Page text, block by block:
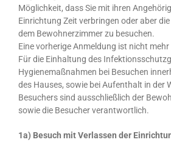
Möglichkeit, dass Sie mit ihren
Einrichtung Zeit verbringen oder aber
dem Bewohnerzimmer zu besuchen.
Eine vorherige Anmeldung ist nicht
Für die Einhaltung des
Hygienemaßnahmen bei Besuchen
des Hauses, sowie bei Aufenthalt in der
Besuchers sind ausschließlich der
sowie die Besucher verantwortlich.
1a) Besuch mit Verlassen der